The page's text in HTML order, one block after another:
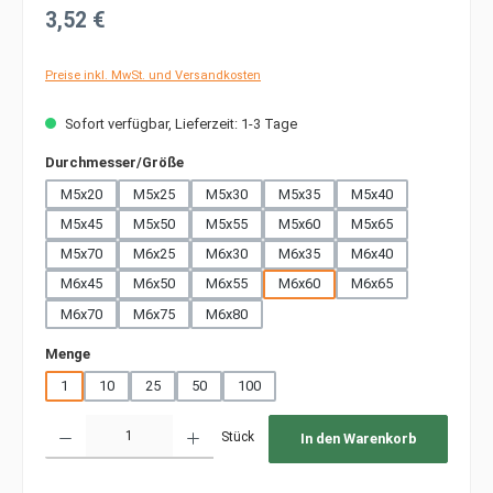
Regulärer Preis:
3,52 €
Preise inkl. MwSt. und Versandkosten
Sofort verfügbar, Lieferzeit: 1-3 Tage
Durchmesser/Größeauswählen
M5x20
M5x25 M5x30 M5x35
M5x40
M5x45
M5x50 M5x55 M5x60
M5x65
M5x70
M6x25 M6x30 M6x35
M6x40
M6x45
M6x50 M6x55 M6x60
M6x65
M6x70
M6x75 M6x80
Mengeauswählen
1
10 25 50 100
Stück In den Warenkorb